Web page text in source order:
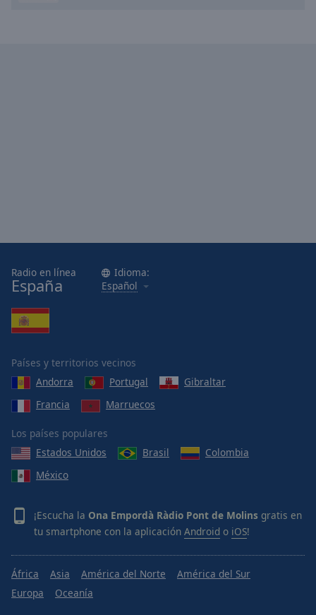
Radio en línea
España
Idioma:
Español
Países y territorios vecinos
Andorra
Portugal
Gibraltar
Francia
Marruecos
Los países populares
Estados Unidos
Brasil
Colombia
México
¡Escucha la Ona Empordà Ràdio Pont de Molins gratis en
tu smartphone con la aplicación Android o iOS!
África Asia América del Norte
América del Sur
Europa
Oceanía